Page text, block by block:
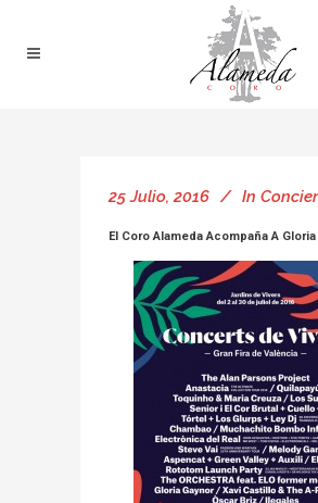
25 Julio, 2016 In
El Coro Alameda Acompaña A